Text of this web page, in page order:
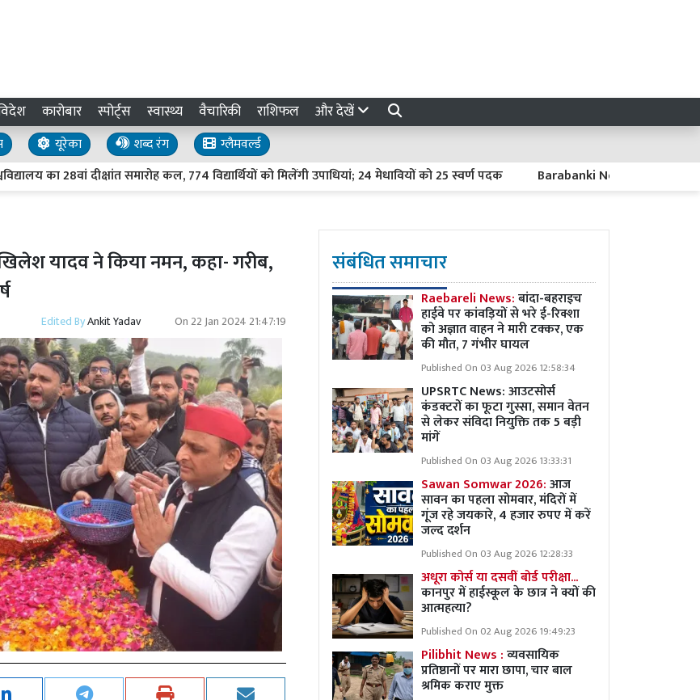
कारोबार स्पोर्ट्स स्वास्थ्य वैचारिकी राशिफल और देखें
यूरेका शब्द रंग
ग्लैमवर्ल्ड
का 28वां दीक्षांत समारोह कल, 774 विद्यार्थियों को मिलेंगी उपाधियां; 24 मेधावियों को 25 स्वर्ण पदक Barabanki News : 'वार्तालाप' में
यादव ने किया नमन, कहा- गरीब,
Edited ByAnkit Yadav On 22 Jan 2024 21:47:19
संबंधित समाचार
Raebareli News:बांदा-बहराइच
हाईवे पर कांवड़ियों से भरे ई-रिक्शा
को अज्ञात वाहन ने मारी टक्कर, एक
की मौत, 7 गंभीर घायल
Published On 03 Aug 2026 12:58:34
UPSRTC News: आउटसोर्स
कंडक्टरों का फूटा गुस्सा, समान वेतन
से लेकर संविदा नियुक्ति तक 5 बड़ी
मांगें
Published On 03 Aug 2026 13:33:31
Sawan Somwar 2026:आज
सावन का पहला सोमवार, मंदिरों में
गूंज रहे जयकारे, 4 हजार रुपए में करें
जल्द दर्शन
Published On 03 Aug 2026 12:28:33
अधूरा कोर्स या दसवीं बोर्ड परीक्षा...
कानपुर में हाईस्कूल के छात्र ने क्यों की
आत्महत्या?
Published On 02 Aug 2026 19:49:23
Pilibhit News :व्यवसायिक
प्रतिष्ठानों पर मारा छापा, चार बाल
श्रमिक कराए मुक्त